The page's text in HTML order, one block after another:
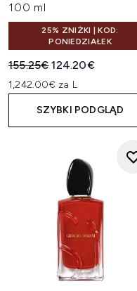
100 ml
25% ZNIŻKI | KOD:
PONIEDZIAŁEK
Sugerowana cena
155.25€Aktualna cena:
124.20€
1,242.00€ za L
SZYBKI PODGLĄD